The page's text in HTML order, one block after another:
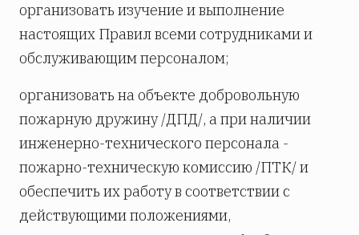
организовать изучение и выполнение
настоящих Правил всеми сотрудниками и
обслуживающим персоналом;
организовать на объекте добровольную
пожарную дружину /ДПД/, а при наличии
инженерно-технического персонала -
пожарно-техническую комиссию /ПТК/ и
обеспечить их работу в соответствии с
действующими положениями,